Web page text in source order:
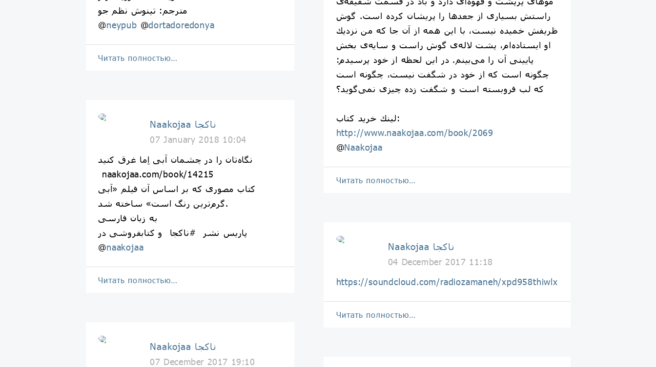
‎مترجم: تینوش نظم جو
@neypub @dortadoredonya
Читать полностью…
Naakojaa ناکجا
07 January 2018 10:04
‏نگاه‌تان را در چشمان آبی اِما غرق کنید
‏کتاب مصوری که بر اساس آن فیلم «آبی
گرم‌ترین رنگ است» ساخته شد.
‏به زبان فارسی
@naakojaa
Читать полностью…
Naakojaa ناکجا
07 December 2017 19:10
راستش بسيارى از جعدها را پريشان كرده است. گوش
ظريفش خميده نيست، با اين همه از آن جا كه من نزديك
او ايستاده‌ام، پشت لاله‌ى گوش راست و سايه‌ى بخش
پايينى آن را مى‌بينم. در اين لحظه از خود پرسيدم:
چگونه است كه از خود در شگفت نيست، چگونه است
كه لب فروبسته است و شگفت زده چيزى نمى‌گويد؟
‎لينك خريد كتاب:
http://www.naakojaa.com/book/2069
@Naakojaa
Читать полностью…
Naakojaa ناکجا
04 December 2017 11:18
https://soundcloud.com/radiozamaneh/xpd958thiwlx
Читать полностью…